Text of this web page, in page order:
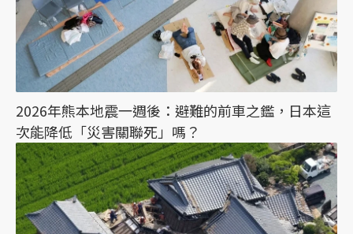
2026年熊本地震一週後：避難的前車之鑑，日本這
次能降低「災害關聯死」嗎？